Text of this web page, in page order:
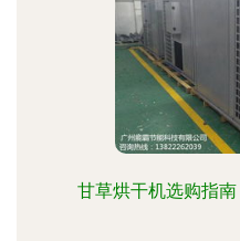
甘草烘干机选购指